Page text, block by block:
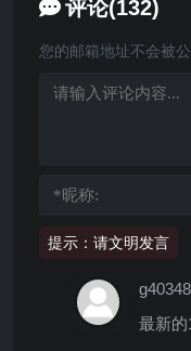
评论(132)
提示：请文明发言
您的邮箱地址不会被公
最新的